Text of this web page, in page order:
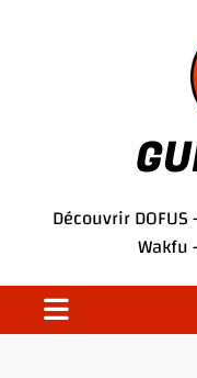
DécouvrirDOFUS
Wakfu